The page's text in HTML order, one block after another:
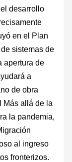
desarrollo
en el Plan
sistemas de
apertura de
a
de obra
Más allá de la
la pandemia,
al ingreso
fronterizos.